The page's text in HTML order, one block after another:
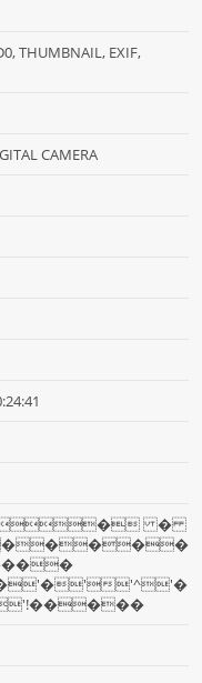
THUMBNAIL, EXIF,
CAMERA
�
'^'�